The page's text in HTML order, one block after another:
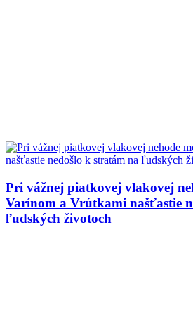
Pri vážnej piatkovej vlakovej
Varínom a Vrútkami našťastie
ľudských životoch